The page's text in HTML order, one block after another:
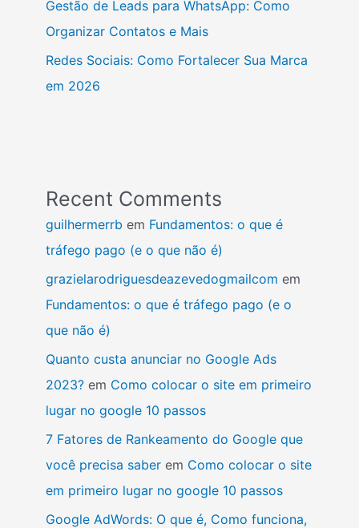
Gestão de Leads para WhatsApp: Como
Organizar Contatos e Mais
Redes Sociais: Como Fortalecer Sua Marca
em 2026
Recent Comments
guilhermerrb em Fundamentos: o que é
tráfego pago (e o que não é)
grazielarodriguesdeazevedogmailcom em
Fundamentos: o que é tráfego pago (e o
que não é)
Quanto custa anunciar no Google Ads
2023?em Como colocar o site em primeiro
lugar no google 10 passos
7 Fatores de Rankeamento do Google que
você precisa saberem Como colocar o site
em primeiro lugar no google 10 passos
Google AdWords: O que é, Como funciona,